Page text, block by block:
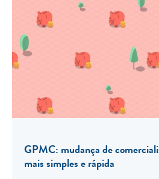
GPMC: mudança de
mais simples e rápida